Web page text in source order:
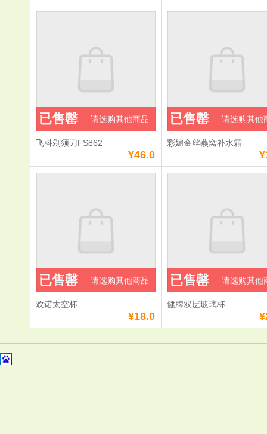
飞科剃须刀FS862
¥46.0
已售罄 请选购其他商品
彩媚金丝燕窝补水霜
已售罄 请选购其他
欢诺太空杯
¥18.0
已售罄 请选购其他商品
健牌双层玻璃杯
已售罄 请选购其他